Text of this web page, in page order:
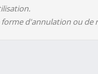
d'annulation ou de